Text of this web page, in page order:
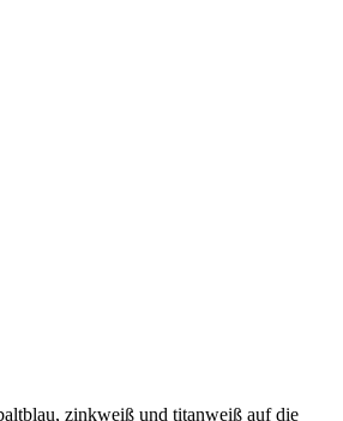
zinkweiß und titanweiß auf die